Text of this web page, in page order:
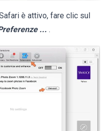
è attivo, fare clic sul
... .